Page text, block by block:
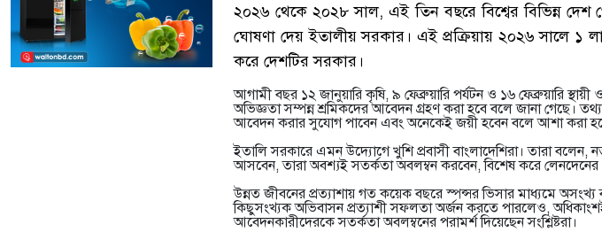
২০২৬ থেকে ২০২৮ সাল, এই তিন বছরে বিশ্বের বিভিন্ন
ঘোষণা দেয় ইতালীয় সরকার। এই প্রক্রিয়ায় ২০২৬ সালে ১
করে দেশটির সরকার।
আগামী বছর ১২ জানুয়ারি কৃষি, ৯ ফেব্রুয়ারি পর্যটন ও ১৬ ফেব্রুয়ারি স্থায়ী
অভিজ্ঞতা সম্পন্ন শ্রমিকদের আবেদন গ্রহণ করা হবে বলে জানা গেছে।
আবেদন করার সুযোগ পাবেন এবং অনেকেই জয়ী হবেন বলে আশা করা
ইতালি সরকারে এমন উদ্যোগে খুশি প্রবাসী বাংলাদেশিরা। তারা
আসবেন, তারা অবশ্যই সতর্কতা অবলম্বন করবেন, বিশেষ করে লেনদেনের
উন্নত জীবনের প্রত্যাশায় গত কয়েক বছরে স্পন্সর ভিসার মাধ্যমে
কিছুসংখ্যক অভিবাসন প্রত্যাশী সফলতা অর্জন করতে পারলেও,
আবেদনকারীদেরকে সতর্কতা অবলম্বনের পরামর্শ দিয়েছেন সংশ্লিষ্টরা।